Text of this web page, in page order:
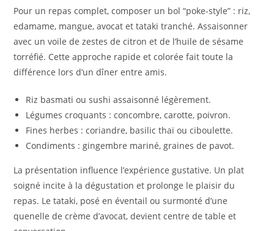
Pour un repas complet, composer un bol “poke-style” : riz,
edamame, mangue, avocat et tataki tranché. Assaisonner
avec un voile de zestes de citron et de l’huile de sésame
torréfié. Cette approche rapide et colorée fait toute la
différence lors d’un dîner entre amis.
Riz basmati ou sushi assaisonné légèrement.
Légumes croquants : concombre, carotte, poivron.
Fines herbes : coriandre, basilic thaï ou ciboulette.
Condiments : gingembre mariné, graines de pavot.
La présentation influence l’expérience gustative. Un plat
soigné incite à la dégustation et prolonge le plaisir du
repas. Le tataki, posé en éventail ou surmonté d’une
quenelle de crème d’avocat, devient centre de table et